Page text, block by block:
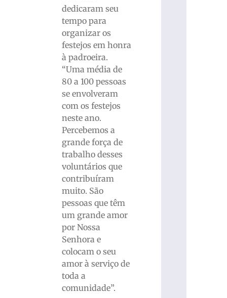
dedicaram seu
tempo para
organizar os
festejos em honra
à padroeira.
“Uma média de
80 a 100 pessoas
se envolveram
com os festejos
neste ano.
Percebemos a
grande força de
trabalho desses
voluntários que
contribuíram
muito. São
pessoas que têm
um grande amor
por Nossa
Senhora e
colocam o seu
amor à serviço de
toda a
comunidade”.